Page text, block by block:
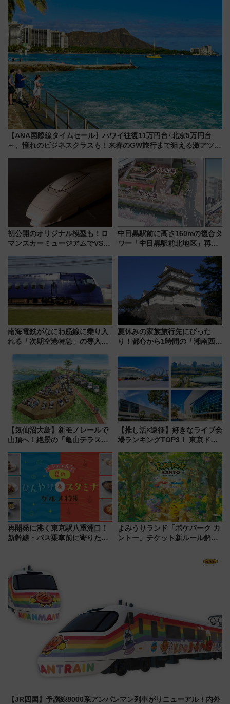
ーは9月
【ANA国際線タイムセール】ハワイ往復11万円台･北京5万円台
～、憧れのビジネスクラスも！来春のGW旅行まで狙える激アツ路
初公開のオリジナル模型も！ロ
マンスカーミュージアムでVSE
15日スタート
中目黒駅前に高さ160mの複合タ
ワー「中目黒駅前北地区」再開
南海電鉄がなにわ筋線に乗り入
れる「次期空港特急」の導入を
日本初の鉄道デザイン
夏休みの家族旅行先にぴった
り！都心から1時間の「湘南西エ
島とは異なる魅力を持つ今夏の
注目スポット
【気仙沼大島】新モノレールで
山頂へ！絶景の「亀山テラス
暇村のお得な日帰りプランも登
場
【推し活×遠征】好きなライブ会
場ランキングTOP3！ 東京ドー
由と交通アクセス術、ライブ会
場に何を求める？
再開発に沸く東京駅八重洲口！
新幹線・バス乗車前に寄りたい
店舗も！】
よみうりランド「ポケパーク カ
ントー」チケット新ルール解
【JR四国】予讃線8000系アンパンマン列車がリニューアル！内外